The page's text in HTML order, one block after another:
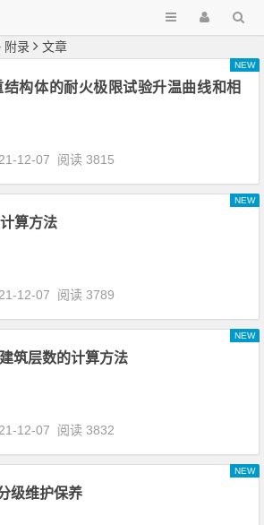
附录 文章
结构体的耐火极限试验升温曲线和相
NEW
12-07 阅读 3815
算方法
NEW
12-07 阅读 3789
筑层数的计算方法
NEW
12-07 阅读 3832
级维护保养
NEW